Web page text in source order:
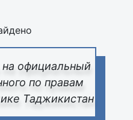
официальный
по правам
Таджикистан